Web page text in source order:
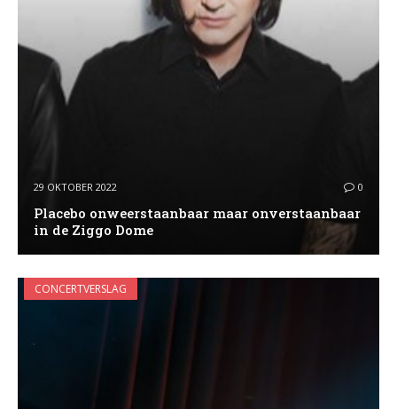
29 OKTOBER 2022 0
Placebo onweerstaanbaar maar onverstaanbaar
in de Ziggo Dome
CONCERTVERSLAG